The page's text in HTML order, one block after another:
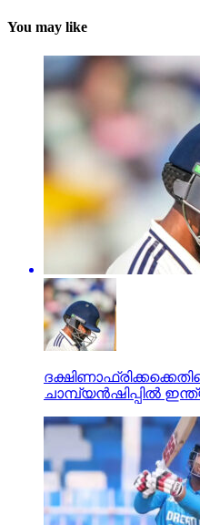
You may like
ചാമ്പ്യന്‍ഷിപ്പില്‍